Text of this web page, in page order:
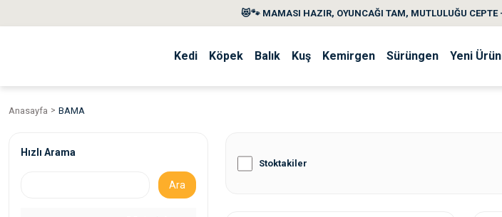
😻🐾 MAMASI HAZIR, OYUNCAĞI TAM, MUTLULUĞU
Kedi Köpek Balık Kuş Kemirgen Sürüngen Yeni
Anasayfa BAMA
Hızlı Arama
Ara
Stoktakiler